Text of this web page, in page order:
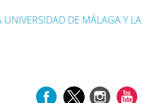
UNIVERSIDAD DE MÁLAGA Y LA